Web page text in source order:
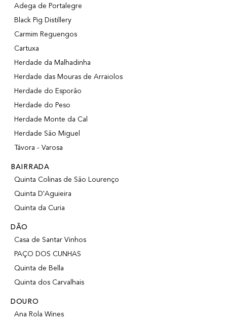
Adega de Portalegre
Black Pig Distillery
Carmim Reguengos
Cartuxa
Herdade da Malhadinha
Herdade das Mouras de Arraiolos
Herdade do Esporão
Herdade do Peso
Herdade Monte da Cal
Herdade São Miguel
Távora - Varosa
BAIRRADA
Quinta Colinas de São Lourenço
Quinta D'Aguieira
Quinta da Curia
DÃO
Casa de Santar Vinhos
PAÇO DOS CUNHAS
Quinta de Bella
Quinta dos Carvalhais
DOURO
Ana Rola Wines